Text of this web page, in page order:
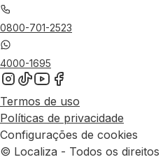
0800-701-2523
4000-1695
Termos de uso
Políticas de privacidade
Configurações de cookies
© Localiza - Todos os direitos